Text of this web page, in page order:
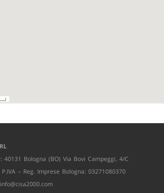
40131 Bologna (BO) Via Bovi Campeggi, 4/C
P.IVA – Reg. Imprese Bologna: 03271080370
info@cisa2000.com